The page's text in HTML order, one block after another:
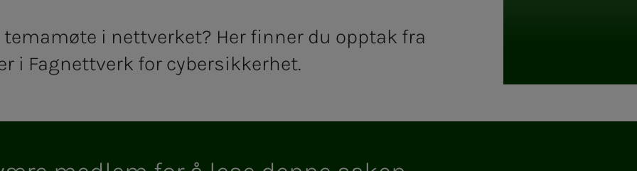
i nettverket? Her finner du opptak fra
i Fagnettverk for cybersikkerhet.